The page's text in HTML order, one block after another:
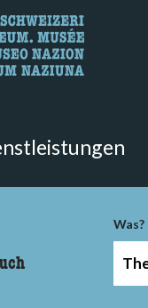
der Seite
Was?